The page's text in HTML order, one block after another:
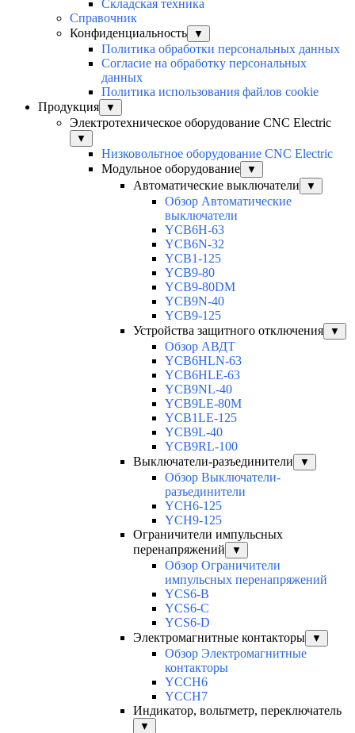
Складская техника
Справочник
Конфиденциальность
▼
Политика обработки персональных данных
Согласие на обработку персональных
данных
Политика использования файлов cookie
Продукция
▼
Электротехническое оборудование CNC Electric
▼
Низковольтное оборудование CNC Electric
Модульное оборудование
▼
Автоматические выключатели ▼
Обзор Автоматические
выключатели
YCB6H-63
YCB6N-32
YCB1-125
YCB9-80
YCB9-80DM
YCB9N-40
YCB9-125
Устройства защитного отключения
▼
Обзор АВДТ
YCB6HLN-63
YCB6HLE-63
YCB9NL-40
YCB9LE-80M
YCB1LE-125
YCB9L-40
YCB9RL-100
Выключатели-разъединители
▼
Обзор Выключатели-
разъединители
YCH6-125
YCH9-125
Ограничители импульсных
перенапряжений
▼
Обзор Ограничители
импульсных перенапряжений
YCS6-B
YCS6-C
YCS6-D
Электромагнитные контакторы
▼
Обзор Электромагнитные
контакторы
YCCH6
YCCH7
Индикатор, вольтметр, переключатель
▼